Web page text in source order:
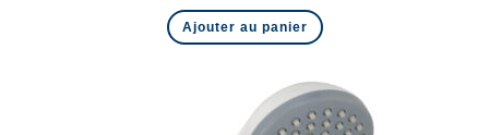
Ajouter au panier